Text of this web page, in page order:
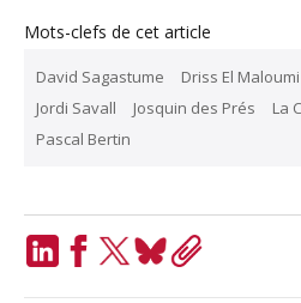
Mots-clefs de cet article
David Sagastume Driss El Maloumi
Jordi Savall
Josquin des Prés
La
Pascal Bertin